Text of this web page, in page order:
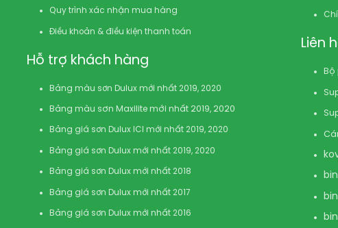
Quy trình xác nhận mua hàng
Điều khoản & điều kiện thanh toán
Hỗ trợ khách hàng
Bảng màu sơn Dulux mới nhất 2019, 2020
Bảng màu sơn Maxilite mới nhất 2019, 2020
Bảng giá sơn Dulux ICI mới nhất 2019, 2020
Bảng giá sơn Dulux mới nhất 2019, 2020
Bảng giá sơn Dulux mới nhất 2018
Bảng giá sơn Dulux mới nhất 2017
Bảng giá sơn Dulux mới nhất 2016
Liên
Bộ